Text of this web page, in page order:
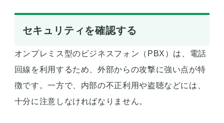
セキュリティを確認する
オンプレミス型のビジネスフォン（PBX）は、電話
回線を利用するため、外部からの攻撃に強い点が特
徴です。一方で、内部の不正利用や盗聴などには、
十分に注意しなければなりません。